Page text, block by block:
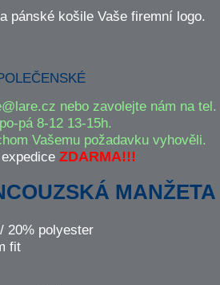
pánské košile Vaše firemní logo.
nebo zavolejte nám na tel.
pá 8-12 13-15h.
Vašemu požadavku vyhověli.
ZDARMA!!!
MANŽETA
20% polyester
fit